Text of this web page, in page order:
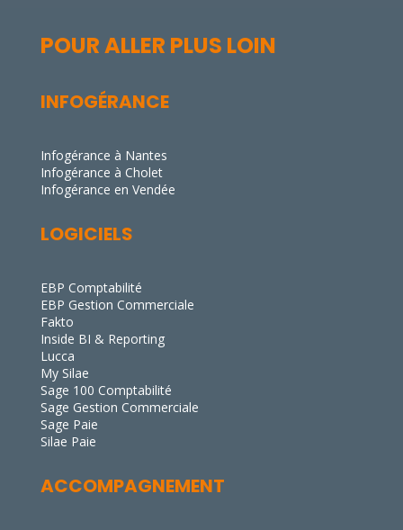
POUR ALLER PLUS LOIN
INFOGÉRANCE
Infogérance à Nantes
Infogérance à Cholet
Infogérance en Vendée
LOGICIELS
EBP Comptabilité
EBP Gestion Commerciale
Fakto
Inside BI & Reporting
Lucca
My Silae
Sage 100 Comptabilité
Sage Gestion Commerciale
Sage Paie
Silae Paie
ACCOMPAGNEMENT